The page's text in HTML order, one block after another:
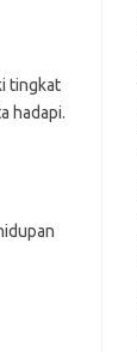
tingkat
hadapi.